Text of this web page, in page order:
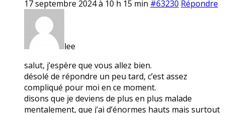
17 septembre 2024 à 10 h 15 min #63230 Répondre
lee
salut, j’espère que vous allez bien.
désolé de répondre un peu tard, c’est assez
compliqué pour moi en ce moment.
disons que je deviens de plus en plus malade
mentalement, que j’ai d’énormes hauts mais surtout